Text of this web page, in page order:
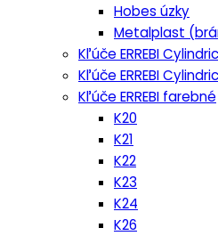
Hobes úzky
Metalplast
Kľúče ERREBI
Kľúče ERREBI
Kľúče ERREBI farebné
K20
K21
K22
K23
K24
K26